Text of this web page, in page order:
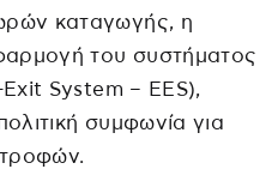
καταγωγής, η
του συστήματος
System – EES),
συμφωνία για